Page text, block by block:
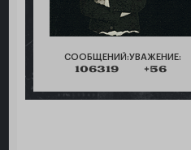
СООБЩЕНИЙ:
106319
УВАЖЕНИЕ:
+56